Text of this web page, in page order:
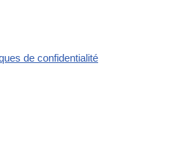
de confidentialité